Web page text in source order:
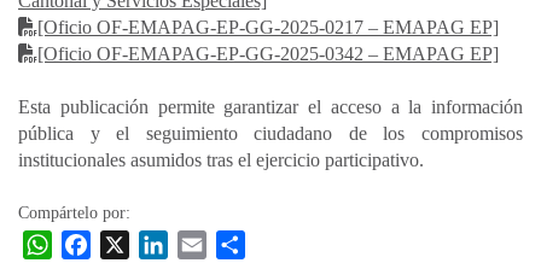
[Oficio OF-EMAPAG-EP-GG-2025-0217 – EMAPAG EP]
[Oficio OF-EMAPAG-EP-GG-2025-0342 – EMAPAG EP]
Esta publicación permite garantizar el acceso a la información
pública y el seguimiento ciudadano de los compromisos
institucionales asumidos tras el ejercicio participativo.
Compártelo por:
W